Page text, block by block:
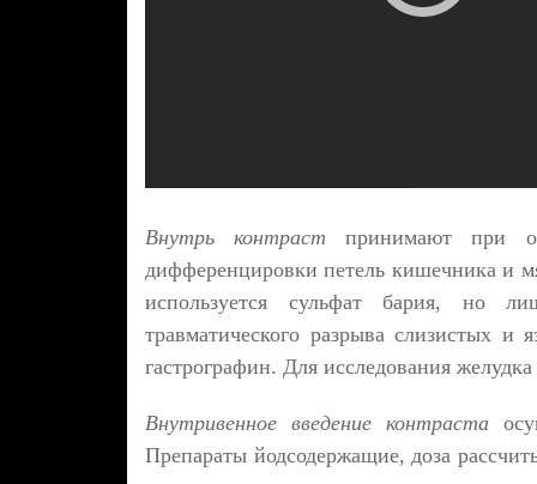
Внутрь контрастпринимают при
дифференцировки петель кишечника и
используется сульфат бария, но
травматического разрыва слизистых и
гастрографин. Для исследования
Внутривенное введение контраста
Препараты йодсодержащие, доза